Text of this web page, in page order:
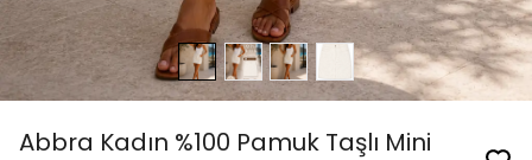
Abbra Kadın %100 Pamuk Taşlı Mini